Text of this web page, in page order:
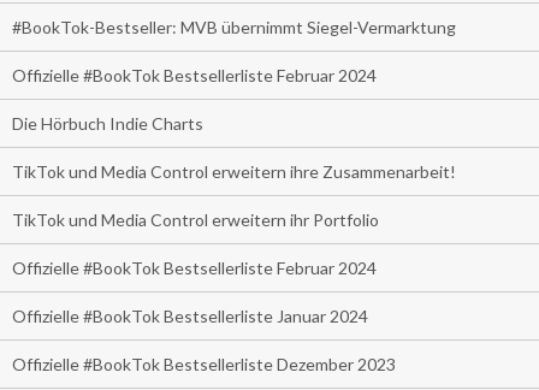
#BookTok-Bestseller: MVB übernimmt Siegel-Vermarktung
Offizielle #BookTok Bestsellerliste Februar 2024
Die Hörbuch Indie Charts
TikTok und Media Control erweitern ihre Zusammenarbeit!
TikTok und Media Control erweitern ihr Portfolio
Offizielle #BookTok Bestsellerliste Februar 2024
Offizielle #BookTok Bestsellerliste Januar 2024
Offizielle #BookTok Bestsellerliste Dezember 2023